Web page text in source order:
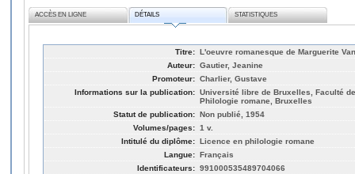
ACCÈS EN LIGNE DÉTAILS STATISTIQUES
Titre: L'oeuvre romanesque de Marguerite
Auteur: Gautier, Jeanine
Promoteur: Charlier, Gustave
Informations sur la publication: Université libre de Bruxelles, Faculté
Philologie romane, Bruxelles
Statut de publication: Non publié, 1954
Volumes/pages: 1 v.
Intitulé du diplôme: Licence en philologie romane
Langue: Français
Identificateurs: 991000535489704066